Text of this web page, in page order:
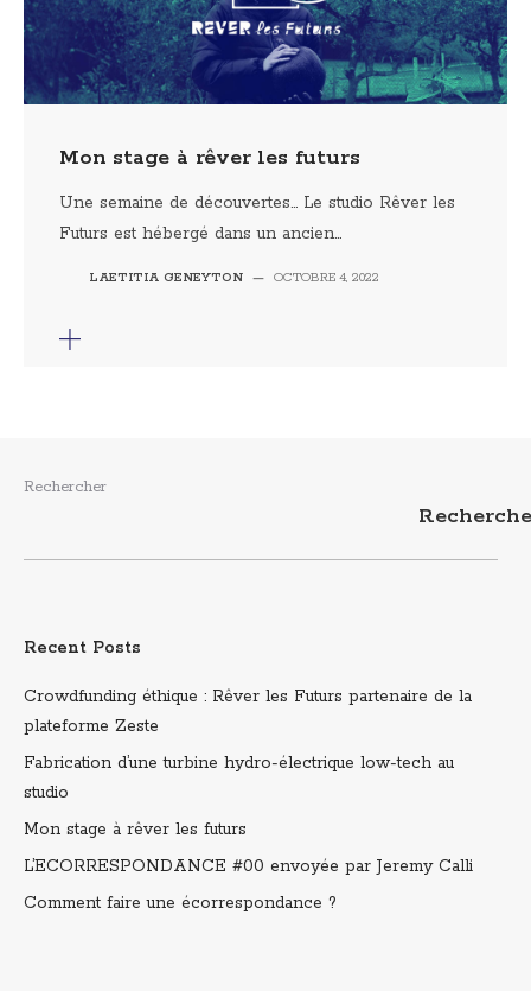
Mon stage à rêver les futurs
Une semaine de découvertes… Le studio Rêver les
Futurs est hébergé dans un ancien...
LAETITIA GENEYTON — OCTOBRE 4, 2022
Rechercher
Recent Posts
Crowdfunding éthique : Rêver les Futurs partenaire de la
plateforme Zeste
Fabrication d’une turbine hydro-électrique low-tech au
studio
Mon stage à rêver les futurs
L’ECORRESPONDANCE #00 envoyée par Jeremy Calli
Comment faire une écorrespondance ?